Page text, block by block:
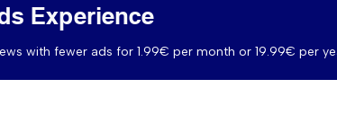
Experience
with fewer ads for 1.99€ per month or 19.99€ per